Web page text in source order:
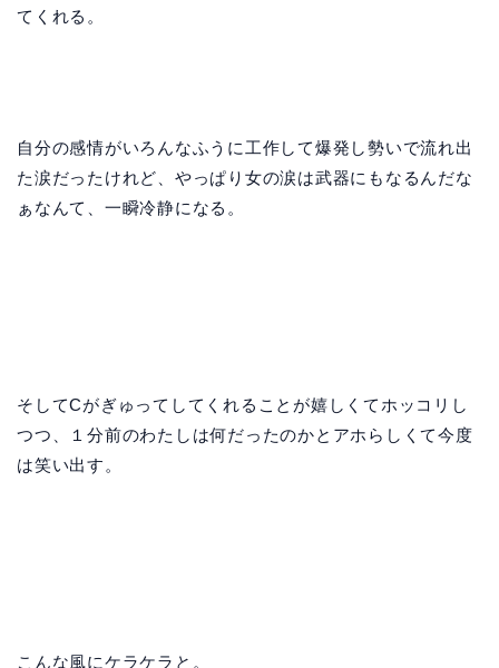
てくれる。
自分の感情がいろんなふうに工作して爆発し勢いで流れ出
た涙だったけれど、やっぱり女の涙は武器にもなるんだな
ぁなんて、一瞬冷静になる。
そしてCがぎゅってしてくれることが嬉しくてホッコリし
つつ、１分前のわたしは何だったのかとアホらしくて今度
は笑い出す。
こんな風にケラケラと。